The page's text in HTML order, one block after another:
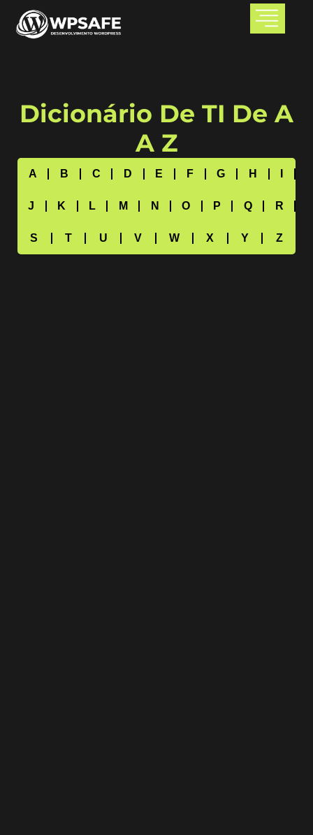
Dicionário De TI De A
A Z
A B C D E F G H
I
J
K L M N O P Q
R
S
T U V W X Y Z